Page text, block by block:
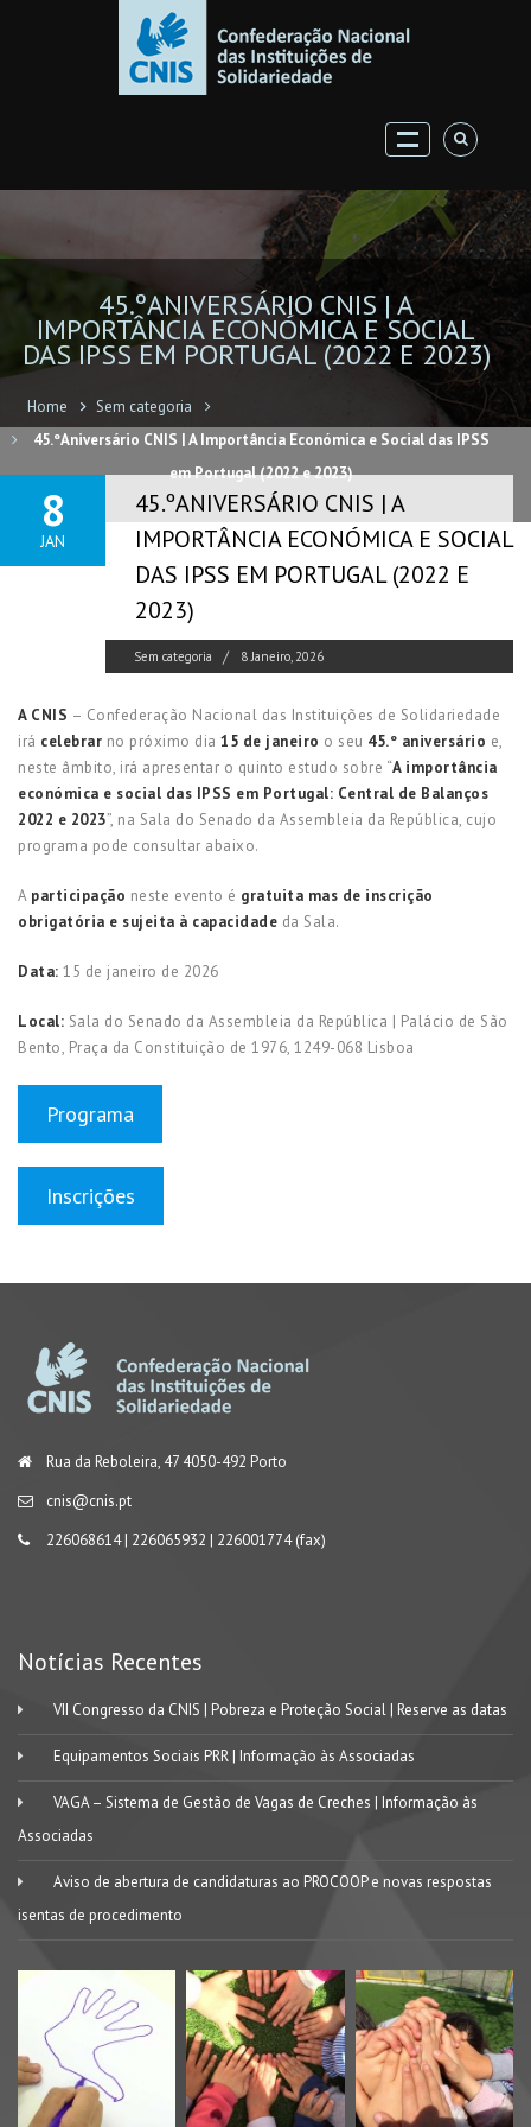
45.ºANIVERSÁRIO CNIS | A
IMPORTÂNCIA ECONÓMICA E SOCIAL
DAS IPSS EM PORTUGAL (2022 E 2023)
Home
Sem categoria
45.ºAniversário CNIS | A Importância Económica e Social das IPSS
em Portugal (2022 e 2023)
8
JAN
45.ºANIVERSÁRIO CNIS | A
IMPORTÂNCIA ECONÓMICA E SOCIAL
DAS IPSS EM PORTUGAL (2022 E
2023)
Sem categoria 8 Janeiro, 2026
A CNIS – Confederação Nacional das Instituições de Solidariedade
irá celebrar no próximo dia 15 de janeiro o seu 45.º aniversário e,
neste âmbito, irá apresentar o quinto estudo sobre “A importância
económica e social das IPSS em Portugal: Central de Balanços
2022 e 2023”, na Sala do Senado da Assembleia da República, cujo
programa pode consultar abaixo.
A participação neste evento é gratuita mas de inscrição
obrigatória e sujeita à capacidade da Sala.
Data: 15 de janeiro de 2026
Local: Sala do Senado da Assembleia da República | Palácio de São
Bento, Praça da Constituição de 1976, 1249-068 Lisboa
Programa
Inscrições
Rua da Reboleira, 47 4050-492 Porto
cnis@cnis.pt
226068614 | 226065932 | 226001774 (fax)
Notícias Recentes
VII Congresso da CNIS | Pobreza e Proteção Social | Reserve as datas
Equipamentos Sociais PRR | Informação às Associadas
VAGA – Sistema de Gestão de Vagas de Creches | Informação às
Associadas
Aviso de abertura de candidaturas ao PROCOOP e novas respostas
isentas de procedimento